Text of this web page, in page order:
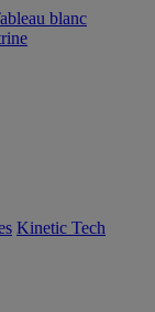
blanc
Kinetic Tech